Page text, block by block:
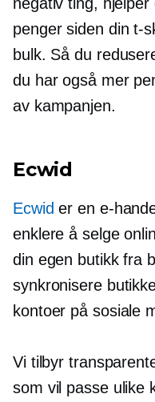
penger siden dint-
bulk. Så du
du har også mer
av kampanjen.
Ecwid
Ecwid er en e-
enklere å selge
din egen butikk fra
synkronisere
kontoer på sosiale
Vi tilbyr
som vil passe ulike